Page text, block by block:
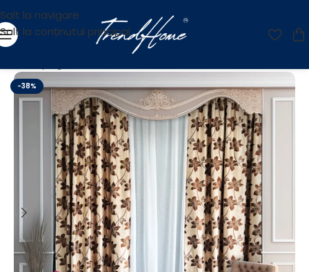
Salt la navigare
Salt la conținutul principal
-38%